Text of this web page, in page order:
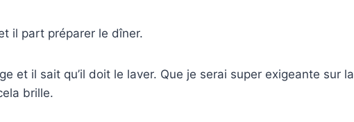
il part préparer le dîner.
et il sait qu’il doit le laver. Que je serai super exigeante sur la
brille.